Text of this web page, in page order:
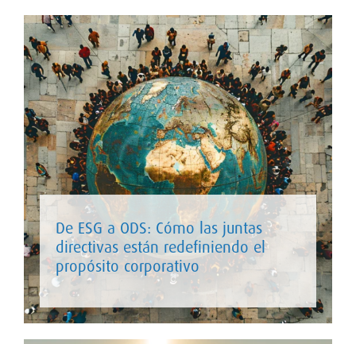
De ESG a ODS: Cómo las juntas
directivas están redefiniendo el
propósito corporativo